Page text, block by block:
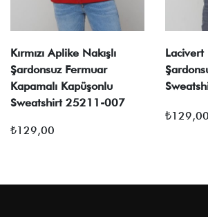
Kırmızı Aplike Nakışlı
Şardonsuz Fermuar
Kapamalı Kapüşonlu
Sweatshirt 25211-007
₺129,00
Lacivert
₺129,00